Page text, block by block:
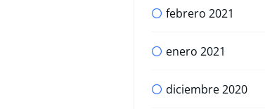
febrero 2021
enero 2021
diciembre 2020